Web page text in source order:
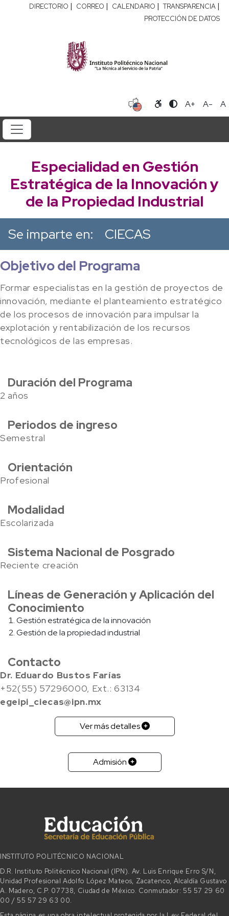
DIRECTORIO | CORREO | CALENDARIO | TRANSPARENCIA |
PROTECCIÓN DE DATOS
A+ A- A
Especialidad en Gestión
Estratégica de la Innovación y
de la Propiedad Industrial
Se imparte en:
CIECAS
Objetivo del Programa
Formar especialistas en la gestión de proyectos de
innovación, mediante el planteamiento estratégico
de los procesos de innovación para impulsar la
explotación y rentabilización de los recursos
tecnológicos de las empresas.
Duración del Programa
2 años
Periodos de ingreso
Semestral
Orientación
Profesional
Modalidad
Escolarizada
Sistema Nacional de Posgrado
Reciente creación
Líneas de Generación y Aplicación del
Conocimiento
Gestión estratégica de la innovación
Gestión de la propiedad industrial
Contacto
Dr. Eduardo Bustos Farías
+52(55) 57296000, Ext.: 63134
egeipi_ciecas@ipn.mx
Ver más detalles
Admisión
INSTITUTO POLITÉCNICO NACIONAL
D.R. Instituto Politécnico Nacional (IPN). Av. Luis Enrique Erro S/N,
Unidad Profesional Adolfo López Mateos, Zacatenco, Alcaldía Gustavo
A. Madero, C.P. 07738, Ciudad de México. Conmutador: 55 57 29 60
00 / 55 57 29 63 00.